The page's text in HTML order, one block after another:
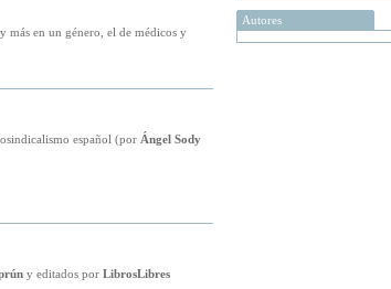
más en un género, el de médicos y
español (por Ángel Sody
y editados por LibrosLibres
Autores